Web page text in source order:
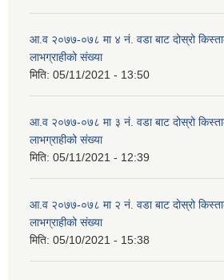
आ.व २०७७-०७८ मा ४ न‌ं. वडा बाट दोस्रो
लाभग्राहीको संख्या
मिति: 05/11/2021 - 13:50
आ.व २०७७-०७८ मा ३ न‌ं. वडा बाट दोस्रो
लाभग्राहीको संख्या
मिति: 05/11/2021 - 12:39
आ.व २०७७-०७८ मा २ न‌ं. वडा बाट दोस्रो
लाभग्राहीको संख्या
मिति: 05/10/2021 - 15:38